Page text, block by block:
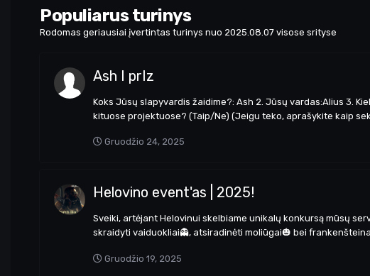
Populiarus turinys
Rodomas geriausiai įvertintas turinys nuo 2025.08.07 visose srityse
Ash I prIz
Koks Jūsų slapyvardis žaidime?: Ash 2. Jūsų vardas:Alius 3.
kituose projektuose? (Taip/Ne) (Jeigu teko, aprašykite kaip
Gruodžio 24, 2025
Helovino event'as | 2025!
Sveiki, artėjant Helovinui skelbiame unikalų konkursą mūsų
skraidyti vaiduokliai👻, atsiradinėti moliūgai🎃 bei
Gruodžio 19, 2025